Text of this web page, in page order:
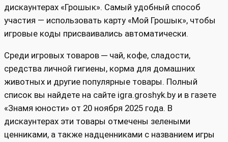
дискаунтерах «Грошык». Самый удобный способ
участия — использовать карту «Мой Грошык», чтобы
игровые коды присваивались автоматически.
Среди игровых товаров ─ чай, кофе, сладости,
средства личной гигиены, корма для домашних
животных и другие популярные товары. Полный
список вы найдете на сайте igra.groshyk.by и в газете
«Знамя юности» от 20 ноября 2025 года. В
дискаунтерах эти товары отмечены зелеными
ценниками, а также надценниками с названием игры